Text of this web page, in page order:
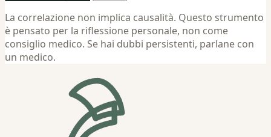
La correlazione non implica causalità. Questo strumento
è pensato per la riflessione personale, non come
consiglio medico. Se hai dubbi persistenti, parlane con
un medico.